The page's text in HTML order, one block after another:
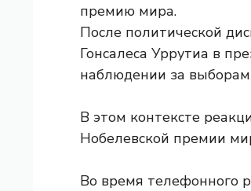
премию мира.
После политической
Гонсалеса Уррутиа в
наблюдении за
В этом контексте
Нобелевской премии
Во время телефонного